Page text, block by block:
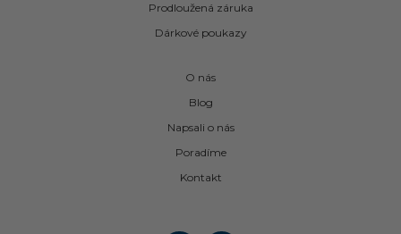
Prodloužená záruka
Dárkové poukazy
O nás
Blog
Napsali o nás
Poradíme
Kontakt